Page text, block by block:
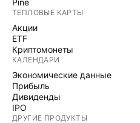
Pine
ТЕПЛОВЫЕ КАРТЫ
Акции
ETF
Криптомонеты
КАЛЕНДАРИ
Экономические данные
Прибыль
Дивиденды
IPO
ДРУГИЕ ПРОДУКТЫ